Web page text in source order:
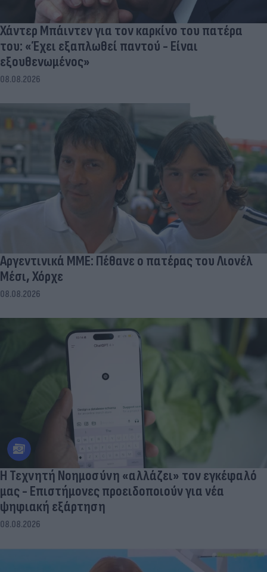
Χάντερ Μπάιντεν για τον καρκίνο του πατέρα
του: «Έχει εξαπλωθεί παντού - Είναι
εξουθενωμένος»
08.08.2026
Αργεντινικά ΜΜΕ: Πέθανε ο πατέρας του Λιονέλ
Μέσι, Χόρχε
08.08.2026
Η Τεχνητή Νοημοσύνη «αλλάζει» τον εγκέφαλό
μας - Eπιστήμονες προειδοποιούν για νέα
ψηφιακή εξάρτηση
08.08.2026